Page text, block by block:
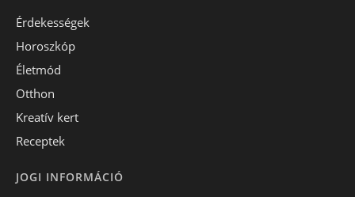
Érdekességek
Horoszkóp
Életmód
Otthon
Kreatív kert
Receptek
JOGI INFORMÁCIÓ